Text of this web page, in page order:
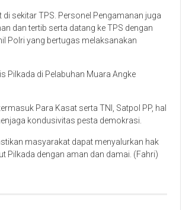
sekitar TPS. Personel Pengamanan juga
dan tertib serta datang ke TPS dengan
Polri yang bertugas melaksanakan
Pilkada di Pelabuhan Muara Angke
Para Kasat serta TNI, Satpol PP, hal
kondusivitas pesta demokrasi.
masyarakat dapat menyalurkan hak
Pilkada dengan aman dan damai. (Fahri)